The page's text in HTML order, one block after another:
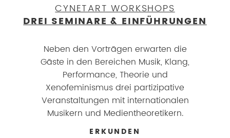
CYNETART WORKSHOPS
DREI SEMINARE & EINFÜHRUNGEN
Neben den Vorträgen erwarten die
Gäste in den Bereichen Musik, Klang,
Performance, Theorie und
Xenofeminismus drei partizipative
Veranstaltungen mit internationalen
Musikern und Medientheoretikern.
ERKUNDEN